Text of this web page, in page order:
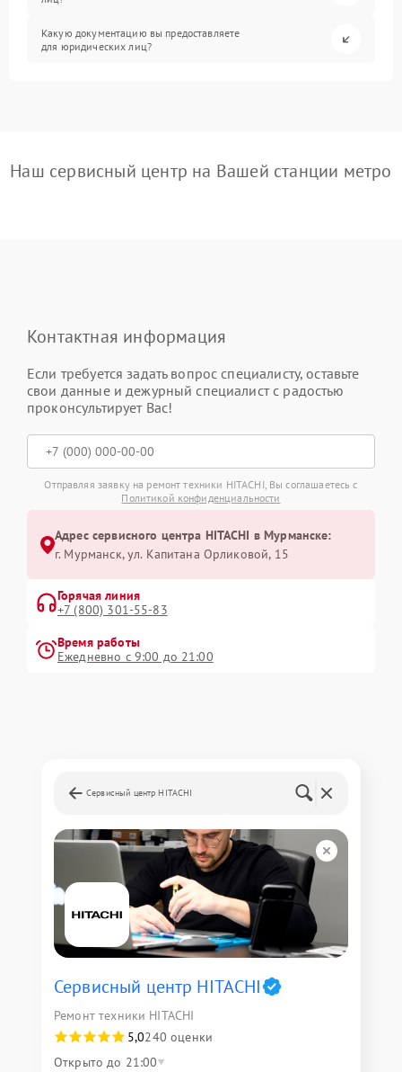
Какую документацию вы предоставляете
для юридических лиц?
Наш сервисный центр на Вашей станции метро
Контактная информация
Если требуется задать вопрос специалисту, оставьте
свои данные и дежурный специалист с радостью
проконсультирует Вас!
Отправляя заявку на ремонт техники HITACHI, Вы соглашаетесь с
Политикой конфиденциальности
Адрес сервисного центра HITACHI в Мурманске:
г. Мурманск, ул. Капитана Орликовой, 15
Горячая линия
+7 (800) 301-55-83
Время работы
Ежедневно с 9:00 до 21:00
Сервисный центр HITACHI
Сервисный центр HITACHI
Ремонт техники HITACHI
5,0240 оценки
Открыто до 21:00